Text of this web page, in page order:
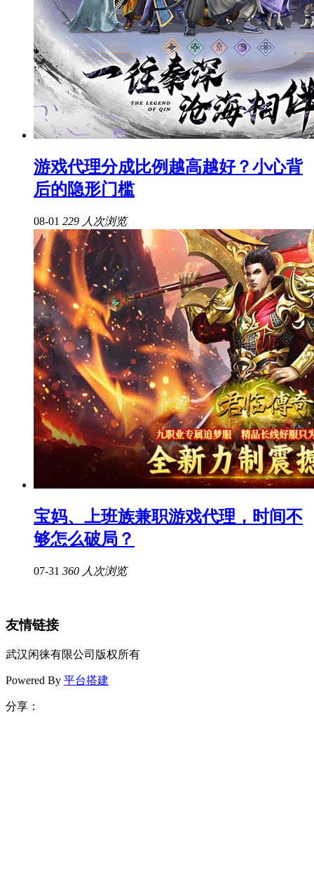
游戏代理分成比例越高越好？小心背
后的隐形门槛
08-01 229 人次浏览
宝妈、上班族兼职游戏代理，时间不
够怎么破局？
07-31 360 人次浏览
友情链接
武汉闲徕有限公司版权所有
Powered By 平台搭建
分享：